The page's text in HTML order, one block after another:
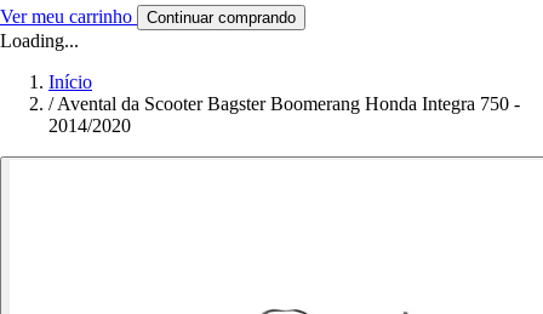
Ver meu carrinho Continuar comprando
Loading...
Início
/ Avental da Scooter Bagster Boomerang Honda Integra 750 -
2014/2020